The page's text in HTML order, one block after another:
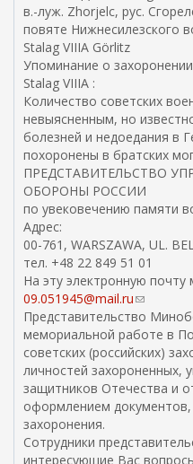
в.-луж. Zhorjelc, рус.
повяте Нижнесилезского
Stalag VIIIA Görlitz
Упоминание о
Stalag VIIIA :
Количество советских
невыясненным, но
болезней и недоедания в
похоронены в братских
ПРЕДСТАВИТЕЛЬСТВО
ОБОРОНЫ РОССИИ
по увековечению памяти
Адрес:
00-761, WARSZAWA, UL.
тел. +48 22 849 51 01
На эту электронную
09.051945@mail.ru(
с
с
ы
л
к
а
л
я
Представительство
мемориальной работе в
советских (российских)
личностей захороненных,
защитников Отечества и
оформлением
захоронения.
Сотрудники
интересующие Вас